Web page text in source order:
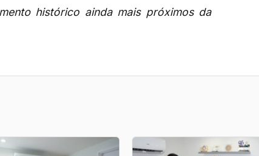
histórico ainda mais próximos da